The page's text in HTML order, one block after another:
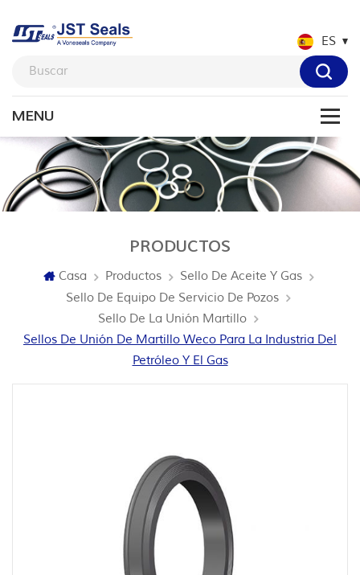
ES
PRODUCTOS
Casa Productos
Sello De Aceite Y Gas
Sello De Equipo De Servicio De Pozos
Sello De La Unión Martillo
Sellos De Unión De Martillo Weco Para La Industria Del
Petróleo Y El Gas